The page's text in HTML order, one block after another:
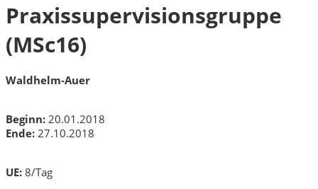
Praxissupervisionsgruppe
(MSc16)
Waldhelm-Auer
Beginn: 20.01.2018
Ende: 27.10.2018
UE: 8/Tag